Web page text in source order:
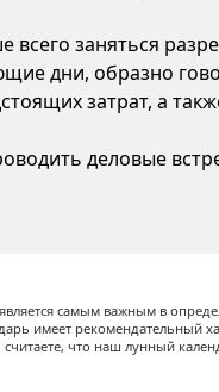
всего заняться
дни, образно
затрат, а
деловые
самым важным в
имеет рекомендательный
считаете, что наш лунный